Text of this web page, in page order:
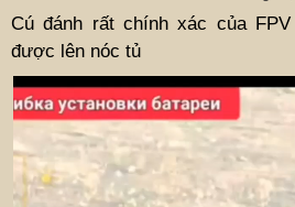
Cú đánh rất chính xác của
được lên nóc tủ